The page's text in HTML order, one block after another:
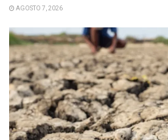
AGOSTO 7, 2026